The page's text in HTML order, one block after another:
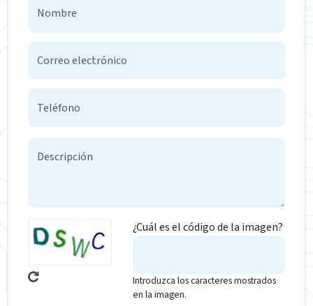
¿Cuál es el código de la imagen?
Introduzca los caracteres mostrados
en la imagen.